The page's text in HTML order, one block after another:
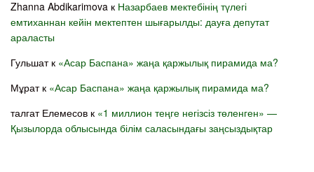
Zhanna Abdikarimova к Назарбаев мектебінің түлегі
емтиханнан кейін мектептен шығарылды: дауға депутат
араласты
Гульшатк «Асар Баспана» жаңа қаржылық пирамида ма?
Мұратк «Асар Баспана» жаңа қаржылық пирамида ма?
талгат Елемесов к «1 миллион теңге негізсіз төленген» —
Қызылорда облысында білім саласындағы заңсыздықтар